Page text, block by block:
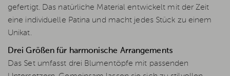
gefertigt. Das natürliche Material entwickelt mit der Zeit
eine individuelle Patina und macht jedes Stück zu einem
Unikat.
Drei Größen für harmonische Arrangements
Das Set umfasst drei Blumentöpfe mit passenden